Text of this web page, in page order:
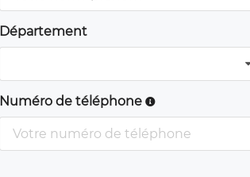
Département
Numéro de téléphone